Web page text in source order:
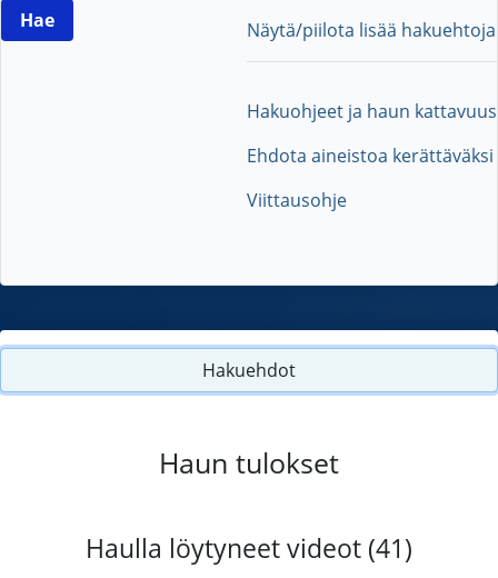
Näytä/piilota lisää hakuehtoja
Hakuohjeet ja haun kattavuus
Ehdota aineistoa kerättäväksi
Viittausohje
Hakuehdot
Haun tulokset
Haulla löytyneet videot (41)